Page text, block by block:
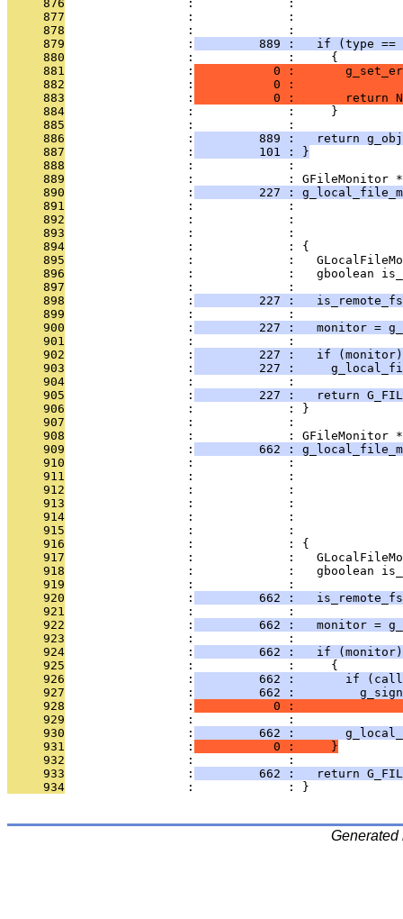
     876
:             :
     877
:             :
     878
                 :             :
     879
                 :
889 :   if (type ==
     880
                 :             :     {
     881
                 :
0 :
     882
                 :
0 :
     883
                 :
0 :       return
     884
                 :             :     }
     885
                 :             :
     886
                 :
889 :   return
     887
                 :
         101 : }
     888
                 :             :
     889
                 :             : GFileMonitor *
     890
                 :
227 :
     891
:             :
     892
:             :
     893
:             :
     894
                 :             : {
     895
:             :
     896
:             :   gboolean
     897
                 :             :
     898
                 :
227 :
     899
                 :             :
     900
                 :
227 :   monitor =
     901
                 :             :
     902
                 :
         227 :   if (monitor)
     903
                 :
227 :
     904
                 :             :
     905
                 :
227 :   return
     906
                 :             : }
     907
                 :             :
     908
                 :             : GFileMonitor *
     909
                 :
662 :
     910
:             :
     911
:             :
     912
:             :
     913
:             :
     914
:             :
     915
:             :
     916
                 :             : {
     917
:             :
     918
:             :   gboolean
     919
                 :             :
     920
                 :
662 :
     921
                 :             :
     922
                 :
662 :   monitor =
     923
                 :             :
     924
                 :
         662 :   if (monitor)
     925
                 :             :     {
     926
                 :
662 :       if
     927
                 :
662 :
     928
                 :
0 :
     929
                 :             :
     930
                 :
662 :
     931
                 :
           0 :     }
     932
                 :             :
     933
                 :
662 :   return
     934
                 :             : }